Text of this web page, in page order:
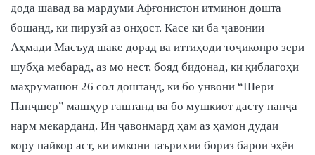
дода шавад ва мардуми Афғонистон итминон дошта
бошанд, ки пирӯзӣ аз онҳост. Касе ки ба ҷавонии
Аҳмади Масъуд шаке дорад ва иттиҳоди тоҷиконро зери
шубҳа мебарад, аз мо нест, бояд бидонад, ки қиблагоҳи
маҳрумашон 26 сол доштанд, ки бо унвони “Шери
Панҷшер” машҳур гаштанд ва бо мушкиот дасту панҷа
нарм мекарданд. Ин ҷавонмард ҳам аз ҳамон дудаи
кору пайкор аст, ки имкони таърихии бориз барои эҳёи